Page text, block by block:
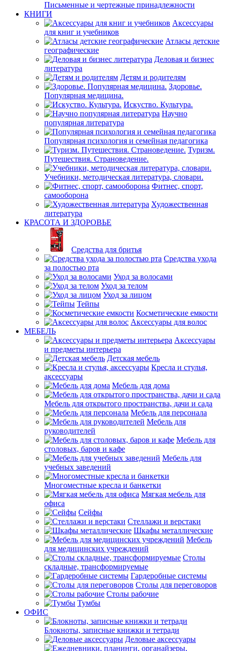
Письменные и чертежные принадлежности
КНИГИ
Аксессуары
для книг и учебников
Атласы детские
географические
Деловая и бизнес
литература
Детям и родителям
Здоровье.
Популярная медицина.
Искуство. Культура.
Научно
популярная литература
Популярная психология и семейная педагогика
Туризм.
Путешествия. Страноведение.
Учебники, методическая литература, словари.
Фитнес, спорт,
самооборона
Художественная
литература
КРАСОТА И ЗДОРОВЬЕ
Средства для бритья
Средства ухода
за полостью рта
Уход за волосами
Уход за телом
Уход за лицом
Тейпы
Косметические емкости
Аксессуары для волос
МЕБЕЛЬ
Аксессуары
и предметы интерьера
Детская мебель
Кресла и стулья,
аксессуары
Мебель для дома
Мебель для открытого пространства, дачи и сада
Мебель для персонала
Мебель для
руководителей
Мебель для
столовых, баров и кафе
Мебель для
учебных заведений
Многоместные кресла и банкетки
Мягкая мебель для
офиса
Сейфы
Стеллажи и верстаки
Шкафы металлические
Мебель
для медицинских учреждений
Столы
складные, трансформируемые
Гардеробные системы
Столы для переговоров
Столы рабочие
Тумбы
ОФИС
Блокноты, записные книжки и тетради
Деловые аксессуары